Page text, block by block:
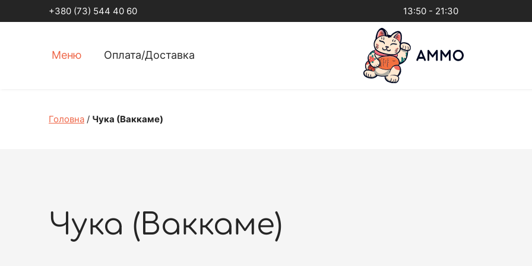
+380 (73) 544 40 60 13:50 - 21:30
Меню Оплата/Доставка
Головна / Чука (Ваккаме)
Чука (Ваккаме)